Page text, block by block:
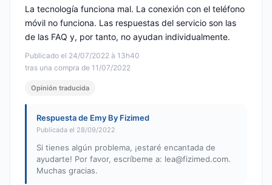
Publicado el 24/07/2022 à 13h40
tras una compra de 11/07/2022
La tecnología funciona mal. La conexión con el teléfono
móvil no funciona. Las respuestas del servicio son las
de las FAQ y, por tanto, no ayudan individualmente.
Opinión traducida
Respuesta de Emy By Fizimed
Publicada el 28/09/2022
Si tienes algún problema, ¡estaré encantada de
ayudarte! Por favor, escríbeme a: lea@fizimed.com.
Muchas gracias.